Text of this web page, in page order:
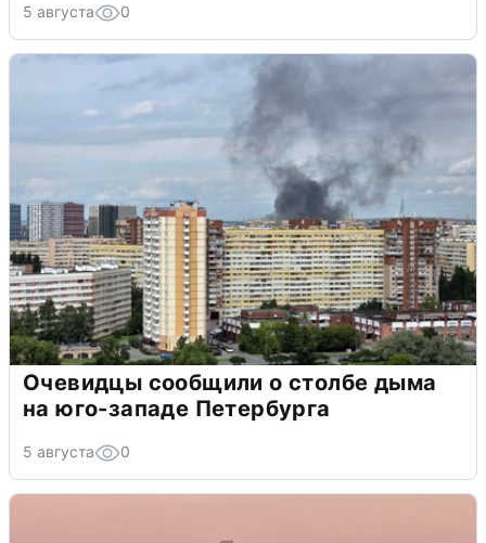
5 августа 0
Очевидцы сообщили о столбе дыма
на юго-западе Петербурга
5 августа 0